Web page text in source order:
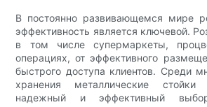
В постоянно развивающемся мире
эффективность является ключевой.
в том числе супермаркеты,
операциях, от эффективного
быстрого доступа клиентов. Среди
хранения металлические
надежный и эффективный